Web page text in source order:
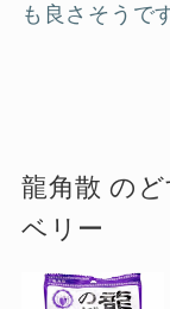
も良さそうで
龍角散 の
ベリー